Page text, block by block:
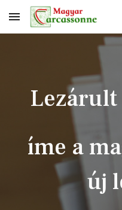
Skip to main content
íme a
új